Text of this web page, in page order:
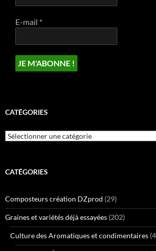
E-mail *
CATÉGORIES
Catégories
CATÉGORIES
Composteurs création DZprod (29)
Graines et variétés déjà essayées (202)
Culture des Aromatiques et condimentaires